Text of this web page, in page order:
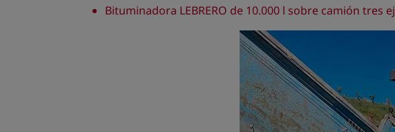
Bituminadora LEBRERO de 10.000 l sobre camión